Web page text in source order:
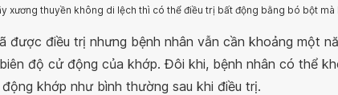
xương thuyền không di lệch thì có thể điều trị bất động bằng bó bột
được điều trị nhưng bệnh nhân vẫn cần khoảng một
độ cử động của khớp. Đôi khi, bệnh nhân có thể
khớp như bình thường sau khi điều trị.